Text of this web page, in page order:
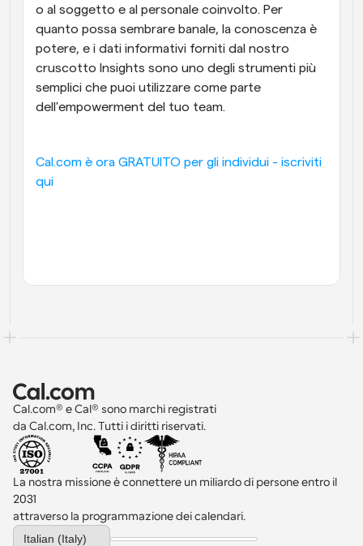
o al soggetto e al personale coinvolto. Per
quanto possa sembrare banale, la conoscenza è
potere, e i dati informativi forniti dal nostro
cruscotto Insights sono uno degli strumenti più
semplici che puoi utilizzare come parte
dell'empowerment del tuo team.
Cal.com è ora GRATUITO per gli individui - iscriviti
qui
Cal.com® e Cal® sono marchi registrati
da Cal.com, Inc. Tutti i diritti riservati.
La nostra missione è connettere un miliardo di persone entro il
2031
attraverso la programmazione dei calendari.
Select Language
Italian (Italy)